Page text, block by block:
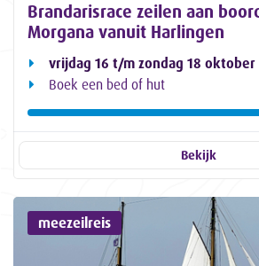
Brandarisrace zeilen aan
Morgana vanuit Harlingen
vrijdag 16 t/m zondag 18 oktober
Boek een bed of hut
Bekijk
meezeilreis